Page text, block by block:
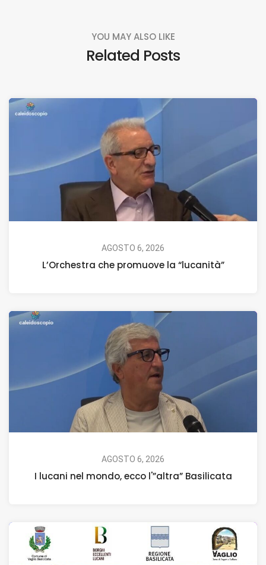
YOU MAY ALSO LIKE
Related Posts
AGOSTO 6, 2026
L’Orchestra che promuove la “lucanità”
AGOSTO 6, 2026
I lucani nel mondo, ecco l'”altra” Basilicata